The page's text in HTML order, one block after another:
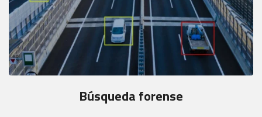
Búsqueda forense